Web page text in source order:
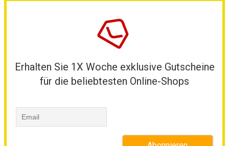
Erhalten Sie 1X Woche exklusive Gutscheine
für die beliebtesten Online-Shops